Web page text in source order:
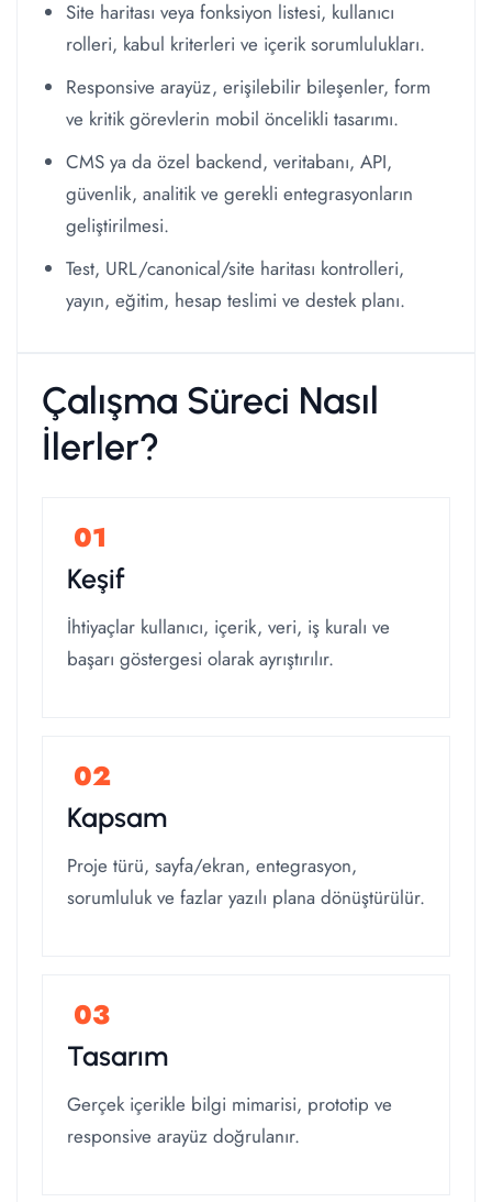
Site haritası veya fonksiyon listesi, kullanıcı
rolleri, kabul kriterleri ve içerik sorumlulukları.
Responsive arayüz, erişilebilir bileşenler, form
ve kritik görevlerin mobil öncelikli tasarımı.
CMS ya da özel backend, veritabanı, API,
güvenlik, analitik ve gerekli entegrasyonların
geliştirilmesi.
Test, URL/canonical/site haritası kontrolleri,
yayın, eğitim, hesap teslimi ve destek planı.
Çalışma Süreci Nasıl
İlerler?
Keşif
İhtiyaçlar kullanıcı, içerik, veri, iş kuralı ve
başarı göstergesi olarak ayrıştırılır.
Kapsam
Proje türü, sayfa/ekran, entegrasyon,
sorumluluk ve fazlar yazılı plana dönüştürülür.
Tasarım
Gerçek içerikle bilgi mimarisi, prototip ve
responsive arayüz doğrulanır.